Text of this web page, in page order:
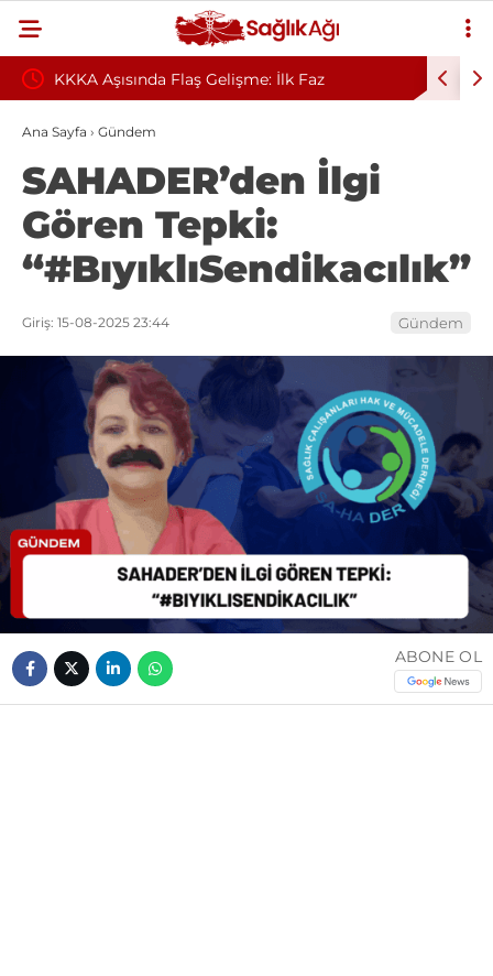
KKKA Aşısında Flaş Gelişme: İlk Faz
Çalışmalarında Sona Gelindi
Ana Sayfa › Gündem
SAHADER’den İlgi
Gören Tepki:
“#BıyıklıSendikacılık”
Giriş: 15-08-2025 23:44 Gündem
ABONE OL